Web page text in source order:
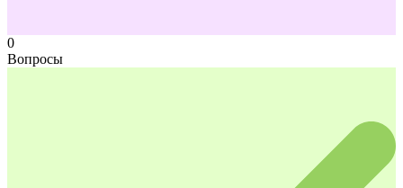
0
Вопросы